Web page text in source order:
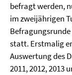
befragt werden,
im zweijährigen
statt. Erstmalig
Auswertung des
2011, 2012, 2013